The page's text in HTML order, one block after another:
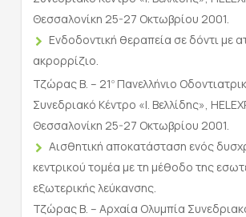
Θεσσαλονίκη 25-27 Οκτωβρίου 2001.
Ενδοδοντική θεραπεία σε δόντι με
ακρορρίζιο.
Τζώρας Β. – 21 οΠανελλήνιο
Συνεδριακό Κέντρο «Ι. Βελλίδης»,
Θεσσαλονίκη 25-27 Οκτωβρίου 2001.
Αισθητική αποκατάσταση ενός
κεντρικού τομέα με τη μέθοδο της
εξωτερικής λεύκανσης.
Τζώρας Β. – Αρχαία Ολυμπία